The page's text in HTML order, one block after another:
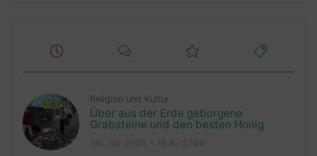
Religion und Kultur
Über aus der Erde geborgene
Grabsteine und den besten Honig